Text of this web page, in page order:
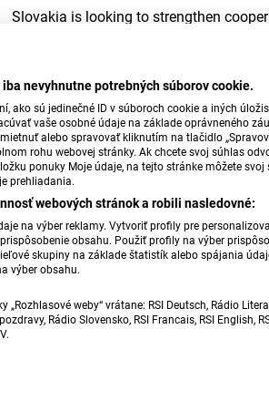
nevyhnutne potrebných súborov cookie.
ako sú jedinečné ID v súboroch cookie a iných
vaše osobné údaje na základe oprávneného
alebo spravovať kliknutím na tlačidlo
rohu webovej stránky. Ak chcete svoj súhlas
ponuky Moje údaje, na tejto stránke môžete svoj
prehliadania.
webových stránok a robili nasledovné:
na výber reklamy. Vytvoriť profily pre
obsahu. Použiť profily na výber
skupiny na základe štatistík alebo spájania
výber obsahu.
weby“ vrátane: RSI Deutsch, Rádio
Rádio Slovensko, RSI Francais, RSI English,
Slovakia is looking to strengthen
areas such as energy and political
topic was discussed during a working
Marek Eštok, who also confirmed plans
embassy in Algeria. During talks with
Ahmed Attaf, both sides highlighted
and interest in expanding cooperation.
gas supplier to Europe was identified
partnership. Slovakia aims to deepen
joint investment projects, while
formal agreement on economic
Source: TASR
Patrícia Polakovičová, Photo: Mzv.sk